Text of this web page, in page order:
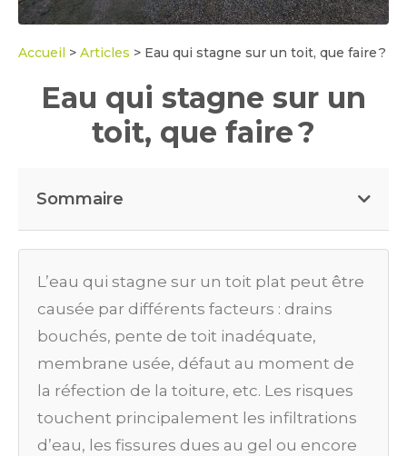
Accueil > Articles > Eau qui stagne sur un toit, que faire ?
Eau qui stagne sur un
toit, que faire ?
Sommaire
L’eau qui stagne sur un toit plat peut être
causée par différents facteurs : drains
bouchés, pente de toit inadéquate,
membrane usée, défaut au moment de
la réfection de la toiture, etc. Les risques
touchent principalement les infiltrations
d’eau, les fissures dues au gel ou encore